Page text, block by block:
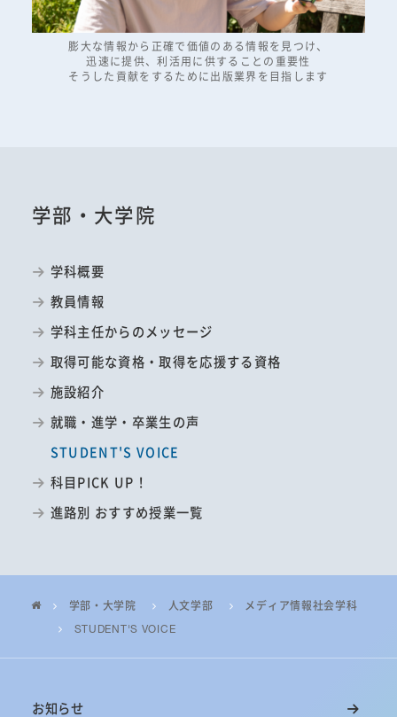
膨大な情報から正確で価値のある情報を見つけ、
迅速に提供、利活用に供することの重要性
そうした貢献をするために出版業界を目指します
学部・大学院
学科概要
教員情報
学科主任からのメッセージ
取得可能な資格・取得を応援する資格
施設紹介
就職・進学・卒業生の声
STUDENT'S VOICE
科目PICK UP！
進路別 おすすめ授業一覧
学部・大学院 人文学部
メディア情報社会学科
STUDENT'S VOICE
お知らせ